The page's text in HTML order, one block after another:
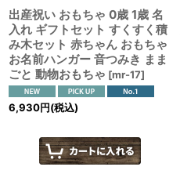
出産祝い おもちゃ 0歳 1歳 名
入れ ギフトセット すくすく積
み木セット 赤ちゃん おもちゃ
お名前ハンガー 音つみき まま
ごと 動物おもちゃ [mr-17]
6,930円(税込)